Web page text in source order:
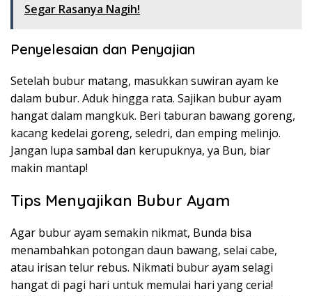
Segar Rasanya Nagih!
Penyelesaian dan Penyajian
Setelah bubur matang, masukkan suwiran ayam ke
dalam bubur. Aduk hingga rata. Sajikan bubur ayam
hangat dalam mangkuk. Beri taburan bawang goreng,
kacang kedelai goreng, seledri, dan emping melinjo.
Jangan lupa sambal dan kerupuknya, ya Bun, biar
makin mantap!
Tips Menyajikan Bubur Ayam
Agar bubur ayam semakin nikmat, Bunda bisa
menambahkan potongan daun bawang, selai cabe,
atau irisan telur rebus. Nikmati bubur ayam selagi
hangat di pagi hari untuk memulai hari yang ceria!